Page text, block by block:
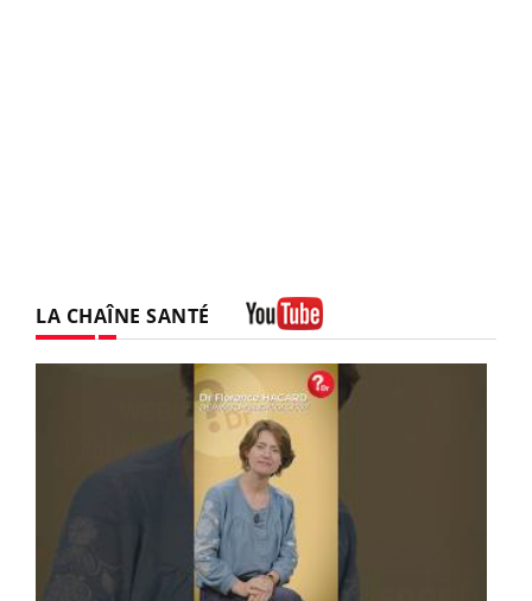
LA CHAÎNE SANTÉ